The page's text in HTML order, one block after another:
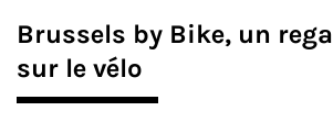
Brussels by Bike, un
sur le vélo